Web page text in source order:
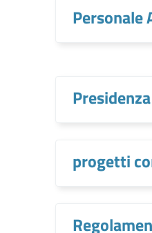
Personale
Presidenza
progetti